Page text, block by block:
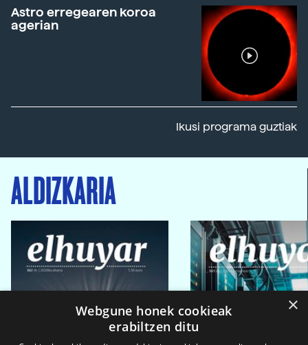
Astro erregearen koroa
agerian
Ikusi programa guztiak
ALDIZKARIA
×
Webgune honek cookieak
erabiltzen ditu